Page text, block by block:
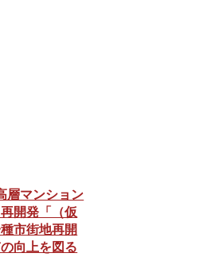
層マンション
開発「（仮
市街地再開
向上を図る